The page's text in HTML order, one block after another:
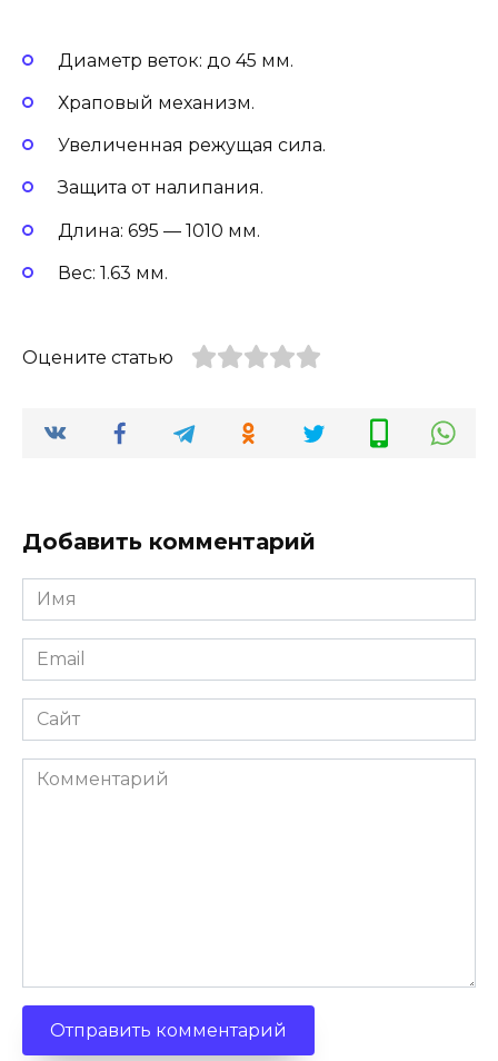
Диаметр веток: до 45 мм.
Храповый механизм.
Увеличенная режущая сила.
Защита от налипания.
Длина: 695 — 1010 мм.
Вес: 1.63 мм.
Оцените статью
Добавить комментарий
Имя
Email
Сайт
Комментарий